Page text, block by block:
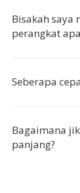
Bisakah saya
perangkat
Seberapa
Bagaimana
panjang?